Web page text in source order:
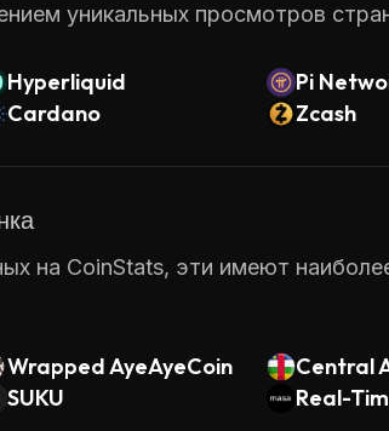
уникальных просмотров
Hyperliquid Pi
Cardano Zcash
на CoinStats, эти имеют
Wrapped AyeAyeCoin
Central
lic Meme
SUKU
Real-